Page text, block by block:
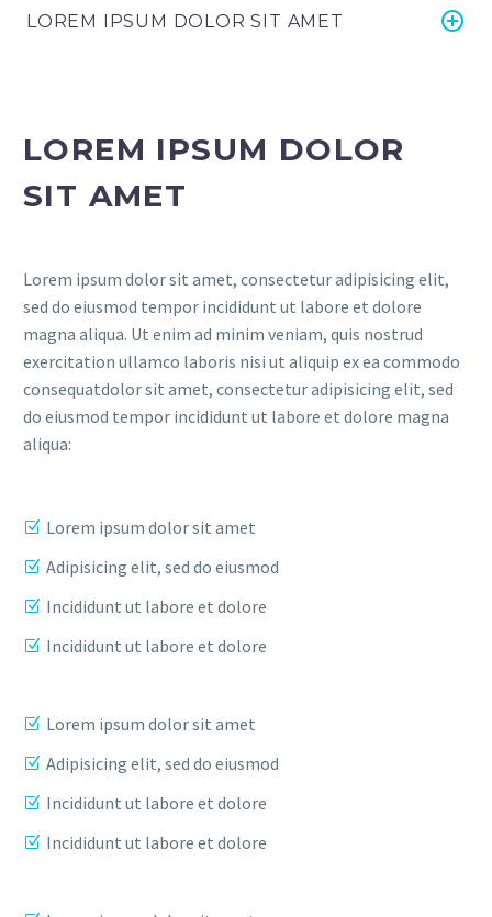
LOREM IPSUM DOLOR SIT AMET
LOREM IPSUM DOLOR
SIT AMET
Lorem ipsum dolor sit amet, consectetur adipisicing elit,
sed do eiusmod tempor incididunt ut labore et dolore
magna aliqua. Ut enim ad minim veniam, quis nostrud
exercitation ullamco laboris nisi ut aliquip ex ea commodo
consequatdolor sit amet, consectetur adipisicing elit, sed
do eiusmod tempor incididunt ut labore et dolore magna
aliqua:
Lorem ipsum dolor sit amet
Adipisicing elit, sed do eiusmod
Incididunt ut labore et dolore
Incididunt ut labore et dolore
Lorem ipsum dolor sit amet
Adipisicing elit, sed do eiusmod
Incididunt ut labore et dolore
Incididunt ut labore et dolore